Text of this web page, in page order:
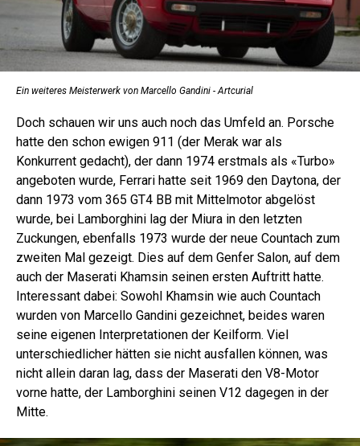
Ein weiteres Meisterwerk von Marcello Gandini - Artcurial
Doch schauen wir uns auch noch das Umfeld an. Porsche
hatte den schon ewigen 911 (der Merak war als
Konkurrent gedacht), der dann 1974 erstmals als «Turbo»
angeboten wurde, Ferrari hatte seit 1969 den Daytona, der
dann 1973 vom 365 GT4 BB mit Mittelmotor abgelöst
wurde, bei Lamborghini lag der Miura in den letzten
Zuckungen, ebenfalls 1973 wurde der neue Countach zum
zweiten Mal gezeigt. Dies auf dem Genfer Salon, auf dem
auch der Maserati Khamsin seinen ersten Auftritt hatte.
Interessant dabei: Sowohl Khamsin wie auch Countach
wurden von Marcello Gandini gezeichnet, beides waren
seine eigenen Interpretationen der Keilform. Viel
unterschiedlicher hätten sie nicht ausfallen können, was
nicht allein daran lag, dass der Maserati den V8-Motor
vorne hatte, der Lamborghini seinen V12 dagegen in der
Mitte.